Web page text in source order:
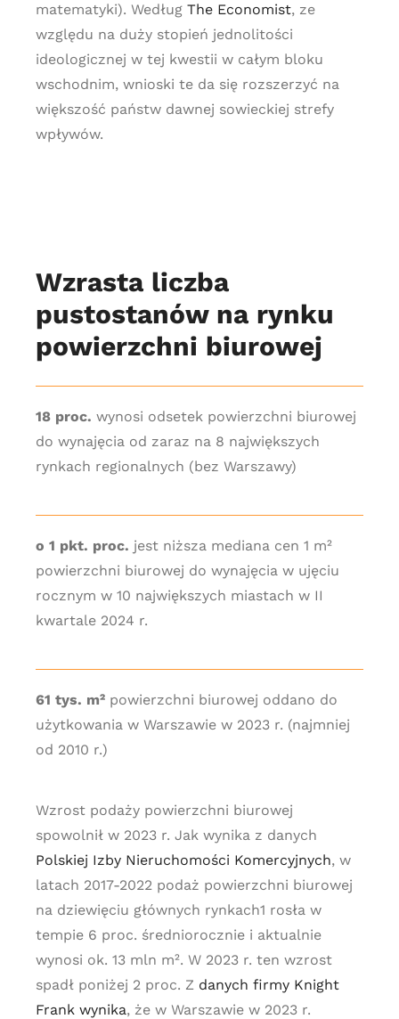
matematyki). Według The Economist, ze
względu na duży stopień jednolitości
ideologicznej w tej kwestii w całym bloku
wschodnim, wnioski te da się rozszerzyć na
większość państw dawnej sowieckiej strefy
wpływów.
Wzrasta liczba
pustostanów na rynku
powierzchni biurowej
18 proc. wynosi odsetek powierzchni biurowej
do wynajęcia od zaraz na 8 największych
rynkach regionalnych (bez Warszawy)
o 1 pkt. proc. jest niższa mediana cen 1 m²
powierzchni biurowej do wynajęcia w ujęciu
rocznym w 10 największych miastach w II
kwartale 2024 r.
61 tys. m²powierzchni biurowej oddano do
użytkowania w Warszawie w 2023 r. (najmniej
od 2010 r.)
Wzrost podaży powierzchni biurowej
spowolnił w 2023 r. Jak wynika z danych
Polskiej Izby Nieruchomości Komercyjnych, w
latach 2017-2022 podaż powierzchni biurowej
na dziewięciu głównych rynkach1 rosła w
tempie 6 proc. średniorocznie i aktualnie
wynosi ok. 13 mln m². W 2023 r. ten wzrost
spadł poniżej 2 proc. Z danych firmy Knight
Frank wynika, że w Warszawie w 2023 r.